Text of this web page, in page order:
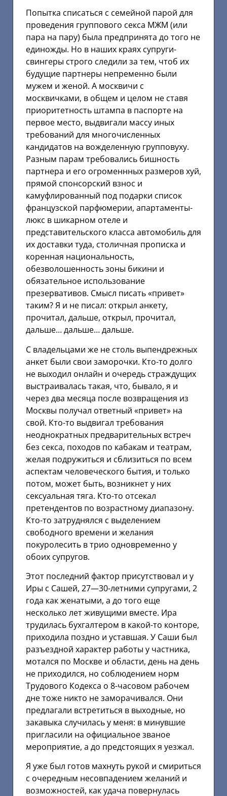
Попытка списаться с семейной парой для
проведения группового секса МЖМ (или
пара на пару) была предпринята до того не
единожды. Но в наших краях супруги-
свингеры строго следили за тем, чтоб их
будущие партнеры непременно были
мужем и женой. А москвичи с
москвичками, в общем и целом не ставя
приоритетность штампа в паспорте на
первое место, выдвигали массу иных
требований для многочисленных
кандидатов на вожделенную групповуху.
Разным парам требовались бишность
партнера и его огроменнных размеров хуй,
прямой спонсорский взнос и
камуфлированный под подарки список
французской парфюмерии, апартаменты-
люкс в шикарном отеле и
представительского класса автомобиль для
их доставки туда, столичная прописка и
коренная национальность,
обезволошенность зоны бикини и
обязательное использование
презервативов. Смысл писать «привет»
таким? Я и не писал: открыл анкету,
прочитал, дальше, открыл, прочитал,
дальше… дальше… дальше.
С владельцами же не столь выпендрежных
анкет были свои заморочки. Кто-то долго
не выходил онлайн и очередь страждущих
выстраивалась такая, что, бывало, я и
через два месяца после возвращения из
Москвы получал ответный «привет» на
свой. Кто-то выдвигал требования
неоднократных предварительных встреч
без секса, походов по кабакам и театрам,
желая подружиться и сблизиться по всем
аспектам человеческого бытия, и только
потом, может быть, возникнет у них
сексуальная тяга. Кто-то отсекал
претендентов по возрастному диапазону.
Кто-то затруднялся с выделением
свободного времени и желания
покуролесить в трио одновременно у
обоих супругов.
Этот последний фактор присутствовал и у
Иры с Сашей, 27—30-летними супругами, 2
года как женатыми, а до того еще
несколько лет живущими вместе. Ира
трудилась бухгалтером в какой-то конторе,
приходила поздно и уставшая. У Саши был
разъездной характер работы у частника,
мотался по Москве и области, день на день
не приходился, но соблюдением норм
Трудового Кодекса о 8-часовом рабочем
дне тоже никто не заморачивался. Они
предлагали встретиться в выходные, но
закавыка случилась у меня: в минувшие
пригласили на официальное званое
мероприятие, а до предстоящих я уезжал.
Я уже был готов махнуть рукой и смириться
с очередным несовпадением желаний и
возможностей, как удача повернулась